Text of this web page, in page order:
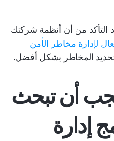
التأكد من أن أنظمة شركتك
لإدارة مخاطر الأمن
المخاطر بشكل أفضل.
أن تبحث
إدارة